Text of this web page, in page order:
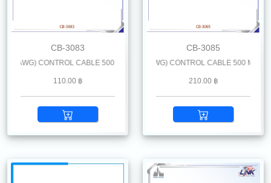
CB-3083
CONTROL CABLE 500 M. /Reel
110.00 ฿
CB-3085
LiYCY 8 x 1.5 mm2 (16 AWG) CONTROL CABLE 500 M. /Reel
210.00 ฿